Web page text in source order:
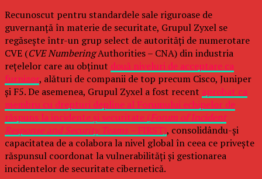
Recunoscut pentru standardele sale riguroase de
guvernanță în materie de securitate, Grupul Zyxel se
regăsește într-un grup select de autorități de numerotare
CVE (CVE NumberingAuthorities – CNA) din industria
rețelelor care au obținut două niveluri de acceptare ca
furnizor, alături de companii de top precum Cisco, Juniper
și F5. De asemenea, Grupul Zyxel a fost recent aprobat ca
membru cu drepturi depline al Forumului echipelor de
răspuns la incidente și securitate (Forum of Incident
Response and Security Teams –FIRST), consolidându-și
capacitatea de a colabora la nivel global în ceea ce privește
răspunsul coordonat la vulnerabilități și gestionarea
incidentelor de securitate cibernetică.